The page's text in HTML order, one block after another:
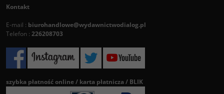
Kontakt
E-mail : biurohandlowe@wydawnictwodialog.pl
Telefon : 226208703
szybka płatność online / karta płatnicza / BLIK